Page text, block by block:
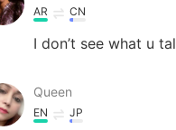
AR CN
I don’t see what u
Queen
EN JP